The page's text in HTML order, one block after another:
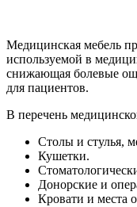
Медицинская мебель
используемой в
снижающая болевые
для пациентов.
В перечень
Столы и стулья,
Кушетки.
Донорские и
Кровати и места